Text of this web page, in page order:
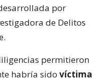
por
de Delitos
permitieron
habría sido víctima